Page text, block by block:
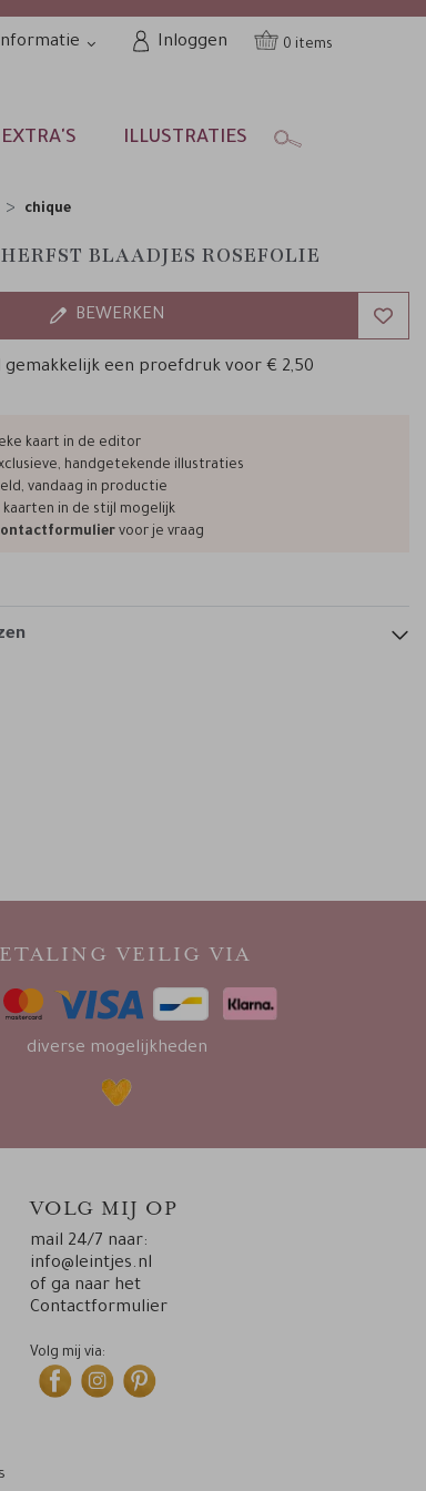
Inloggen 0
EXTRA'S ILLUSTRATIES
chique
BLAADJES ROSEFOLIE
BEWERKEN
gemakkelijk een proefdruk voor€ 2,50
kaart in de editor
handgetekende illustraties
vandaag in productie
in de stijl mogelijk
voor je vraag
VEILIG VIA
diverse mogelijkheden
VOLG MIJ OP
mail 24/7 naar:
info@leintjes.nl
of ga naar het
Contactformulier
Volg mij via: